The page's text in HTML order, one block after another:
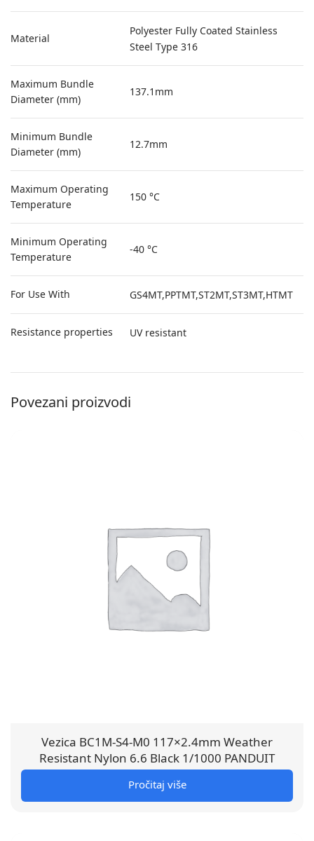
Material
Polyester Fully Coated Stainless
Steel Type 316
Maximum Bundle
Diameter (mm)
137.1mm
Minimum Bundle
Diameter (mm)
12.7mm
Maximum Operating
Temperature
150 °C
Minimum Operating
Temperature
-40 °C
For Use With GS4MT,PPTMT,ST2MT,ST3MT,HTMT
Resistance properties UV resistant
Povezani proizvodi
Vezica BC1M-S4-M0 117×2.4mm Weather
Resistant Nylon 6.6 Black 1/1000 PANDUIT
Pročitaj više